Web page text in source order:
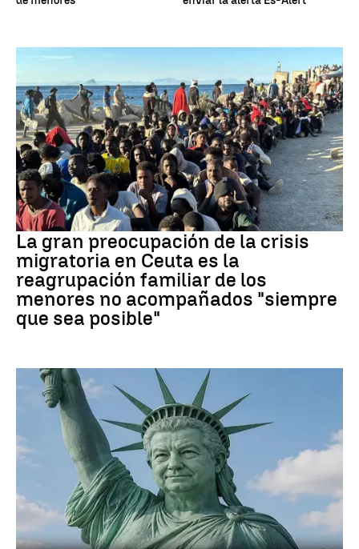
CRISIS MIGRATORIA
La gran preocupación de la crisis
migratoria en Ceuta es la
reagrupación familiar de los
menores no acompañados "siempre
que sea posible"
MEMES